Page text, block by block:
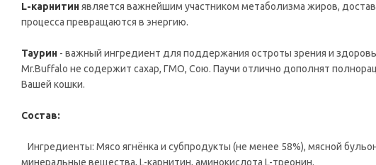
L-карнитинявляется важнейшим участником метаболизма жиров,
процесса превращаются в энергию.
Таурин - важный ингредиент для поддержания остроты зрения и
Mr.Buffalo не содержит сахар, ГМО, Сою. Паучи отлично дополнят
Вашей кошки.
Состав:
Ингредиенты: Мясо ягнёнка и субпродукты (не менее 58%), мясной
минеральные вещества, L-карнитин, аминокислота L-треонин.